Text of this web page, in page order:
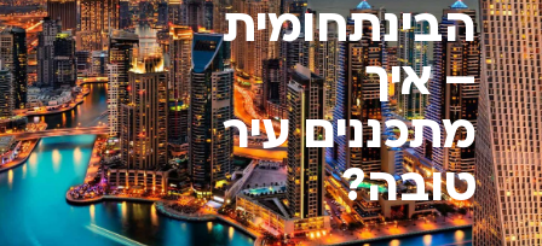
הבינתחומית
– איך
מתכננים עיר
טובה?